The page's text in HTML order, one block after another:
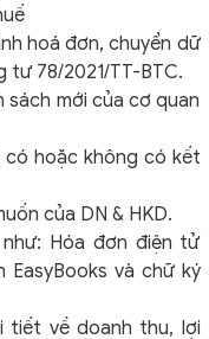
hoá đơn, chuyển dữ
tư 78/2021/TT-BTC.
mới của cơ quan
có hoặc không có kết
của DN & HKD.
Hóa đơn điện tử
EasyBooks và chữ ký
tiết về doanh thu, lợi